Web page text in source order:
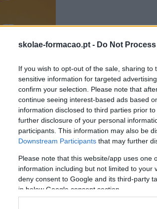
skolae-formacao.pt - Do Not
If you wish to opt-out of the sale, sharing
sensitive information for targeted
confirm your selection. Please note that
continue seeing interest-based ads based
information disclosed to third parties prior
further disclosure of your personal
participants. This information may also be
Downstream Participants that may further
Please note that this website/app uses
information including but not limited to your
deny consent to Google and its third-party
in below Google consent section.
Confiança e Fortalecer Colaboração
Abertura à Mudança
o Sentido de Pertença